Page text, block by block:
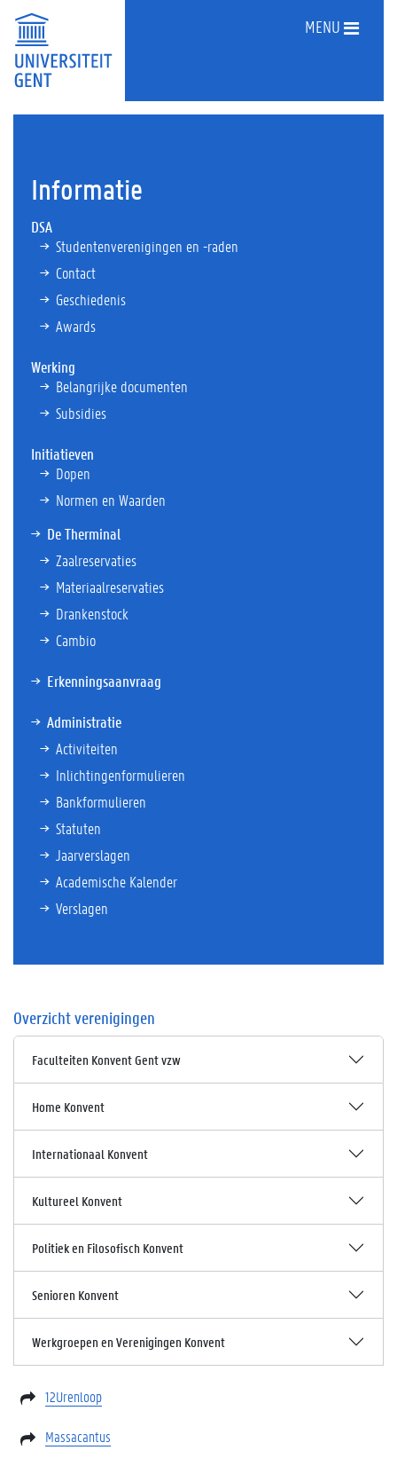
MENU
Informatie
DSA
Studentenverenigingen en -raden
Contact
Geschiedenis
Awards
Werking
Belangrijke documenten
Subsidies
Initiatieven
Dopen
Normen en Waarden
De Therminal
Zaalreservaties
Materiaalreservaties
Drankenstock
Cambio
Erkenningsaanvraag
Administratie
Activiteiten
Inlichtingenformulieren
Bankformulieren
Statuten
Jaarverslagen
Academische Kalender
Verslagen
Overzicht verenigingen
Faculteiten Konvent Gent vzw
Home Konvent
Internationaal Konvent
Kultureel Konvent
Politiek en Filosofisch Konvent
Senioren Konvent
Werkgroepen en Verenigingen Konvent
12Urenloop
Massacantus